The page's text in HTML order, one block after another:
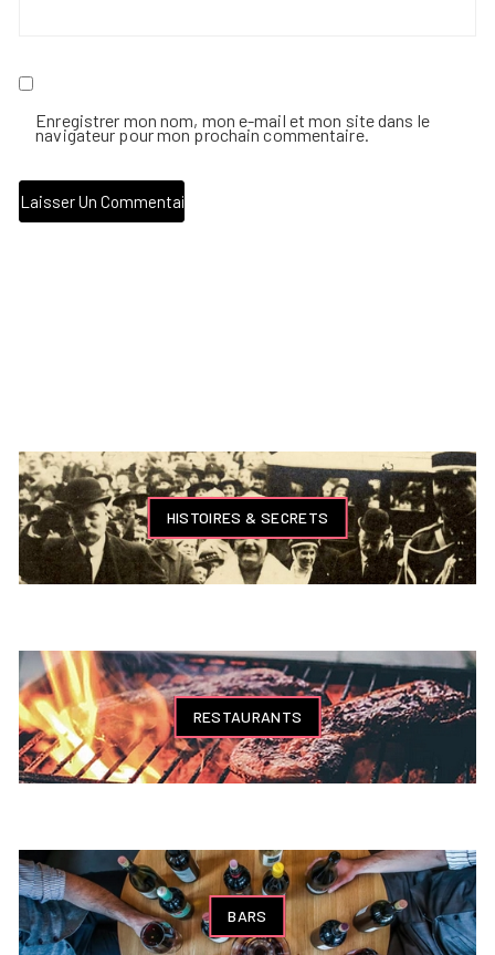
Enregistrer mon nom, mon e-mail et mon site dans le
navigateur pour mon prochain commentaire.
HISTOIRES & SECRETS
RESTAURANTS
BARS